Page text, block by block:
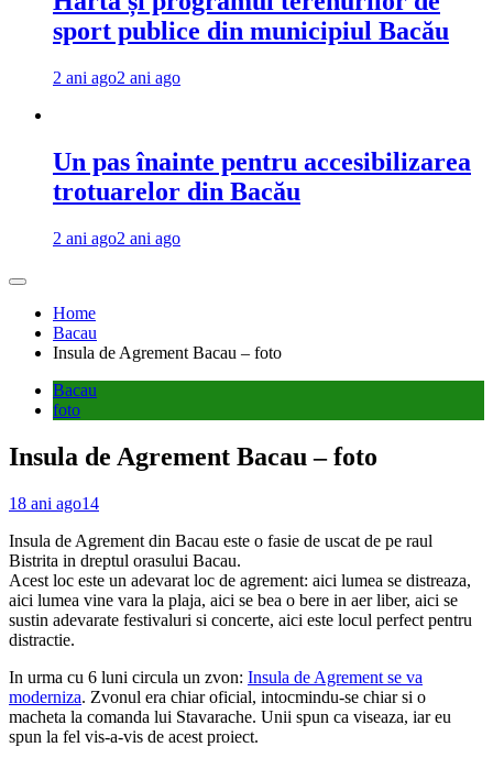
sport publice din municipiul Bacău
2 ani ago2 ani ago
Un pas înainte pentru accesibilizarea
trotuarelor din Bacău
2 ani ago2 ani ago
Home
Bacau
Insula de Agrement Bacau – foto
Bacau
foto
Insula de Agrement Bacau – foto
18 ani ago14
Insula de Agrement din Bacau este o fasie de uscat de pe raul
Bistrita in dreptul orasului Bacau.
Acest loc este un adevarat loc de agrement: aici lumea se distreaza,
aici lumea vine vara la plaja, aici se bea o bere in aer liber, aici se
sustin adevarate festivaluri si concerte, aici este locul perfect pentru
distractie.
In urma cu 6 luni circula un zvon: Insula de Agrement se va
moderniza. Zvonul era chiar oficial, intocmindu-se chiar si o
macheta la comanda lui Stavarache. Unii spun ca viseaza, iar eu
spun la fel vis-a-vis de acest proiect.